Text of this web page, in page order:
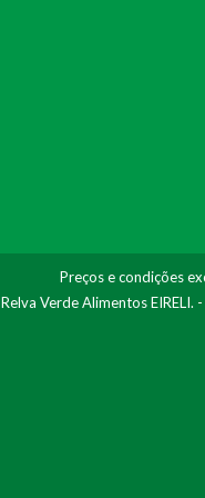
Preços e condições
Relva Verde Alimentos